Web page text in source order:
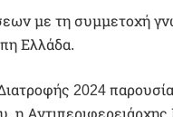
με τη συμμετοχή
Ελλάδα.
2024
η